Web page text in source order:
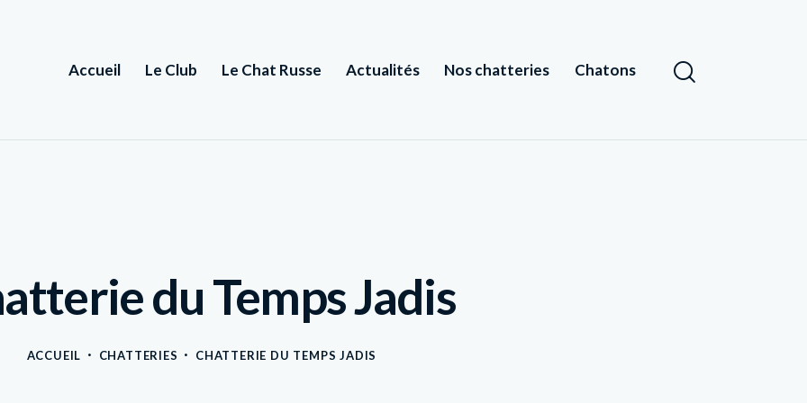
Accueil Le Club Le Chat Russe Actualités Nos chatteries Chatons
du Temps Jadis
ACCUEIL CHATTERIES CHATTERIE DU TEMPS JADIS